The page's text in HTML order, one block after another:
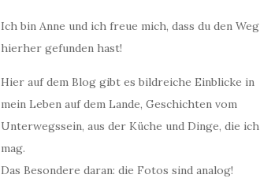
Ich bin Anne und ich freue mich, dass du den Weg
hierher gefunden hast!
Hier auf dem Blog gibt es bildreiche Einblicke in
mein Leben auf dem Lande, Geschichten vom
Unterwegssein, aus der Küche und Dinge, die ich
mag.
Das Besondere daran: die Fotos sind analog!